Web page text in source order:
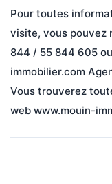
Pour toutes
visite, vous pouvez
844 / 55 844 605
immobilier.com
Vous trouverez